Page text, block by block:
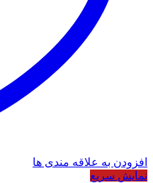
افزودن به علاقه مندی ها
نمایش سریع